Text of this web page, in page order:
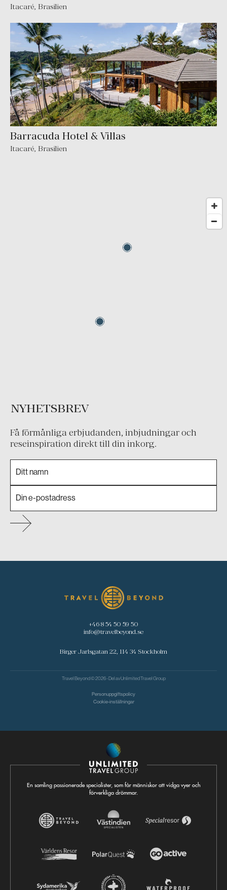
Itacaré, Brasilien
Barracuda Hotel & Villas
Itacaré, Brasilien
NYHETSBREV
Få förmånliga erbjudanden, inbjudningar och
reseinspiration direkt till din inkorg.
+46 8 54 50 59 50
info@travelbeyond.se
Birger Jarlsgatan 22, 114 34 Stockholm
Travel Beyond © 2026 - Del avUnlimited Travel Group
Personuppgiftspolicy
Cookie-inställningar
En samling passionerade specialister, som får människor att vidga vyer och
förverkliga drömmar.